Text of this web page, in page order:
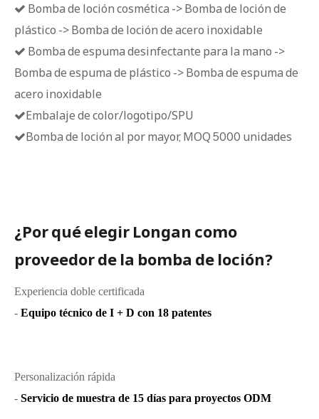
 Bomba de loción cosmética -> Bomba de loción de
plástico -> Bomba de loción de acero inoxidable
 Bomba de espuma desinfectante para la mano ->
Bomba de espuma de plástico -> Bomba de espuma de
acero inoxidable
Embalaje de color/logotipo/SPU
Bomba de loción al por mayor, MOQ 5000 unidades
¿Por qué elegir Longan como
proveedor de la bomba de loción?
Experiencia doble certificada
- Equipo técnico de I + D con 18 patentes
Personalización rápida
- Servicio de muestra de 15 días para proyectos ODM